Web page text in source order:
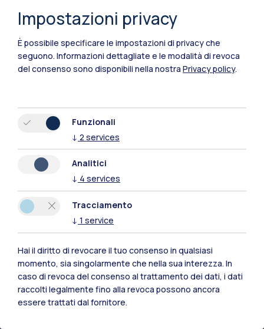
Polimi Community
Tutti i siti dell’ecosistema
Impostazioni privacy
È possibile specificare le impostazioni di privacy che
seguono. Informazioni dettagliate e le modalità di revoca
del consenso sono disponibili nella nostra Privacy policy.
Funzionali
↓ 2 services
Analitici
↓ 4 services
Tracciamento
↓ 1 service
Hai il diritto di revocare il tuo consenso in qualsiasi
momento, sia singolarmente che nella sua interezza. In
caso di revoca del consenso al trattamento dei dati, i dati
raccolti legalmente fino alla revoca possono ancora
essere trattati dal fornitore.